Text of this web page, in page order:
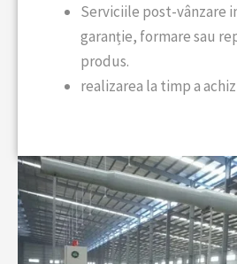
Serviciile post-vânzare
garanție, formare sau
produs.
realizarea la timp a